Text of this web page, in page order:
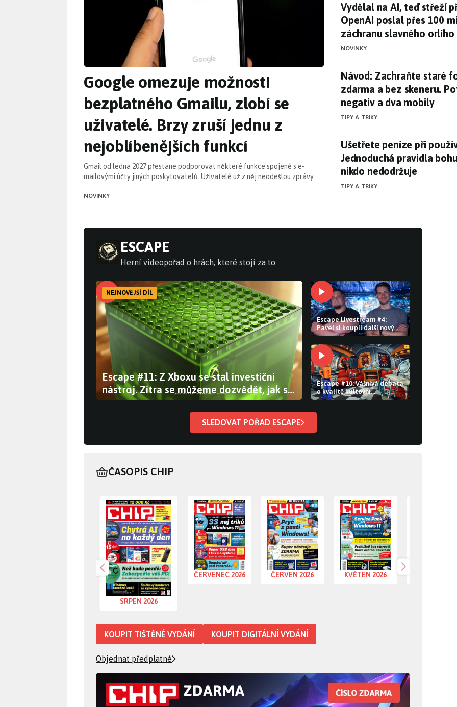
Google omezuje možnosti
bezplatného Gmailu, zlobí se
uživatelé. Brzy zruší jednu z
nejoblíbenějších funkcí
Gmail od ledna 2027 přestane podporovat některé funkce spojené s e-
mailovými účty jiných poskytovatelů. Uživatelé už z něj neodešlou zprávy.
NOVINKY
Vydělal na AI, teď střeží
Vydělal na AI, teď střeží
OpenAI poslal přes 100
záchranu slavného orlího
NOVINKY
Návod: Zachraňte staré
Návod: Zachraňte staré
zdarma a bez skeneru.
negativ a dva mobily
TIPY A TRIKY
Ušetřete peníze při
Ušetřete peníze při
Jednoduchá pravidla
nikdo nedodržuje
TIPY A TRIKY
ESCAPE
Herní videopořad o hrách, které stojí za to
NEJNOVĚJŠÍ DÍL
Escape #11: Z Xboxu se stal investiční
nástroj. Zítra se můžeme dozvědět, jak se
prodává GTA 6
Escape Livestream #4:
Pavel si koupil další nový
hardware a PlayStation i
Xbox stále řeší problémy s
hrami
Escape #10: Vášnivá debata
o kvalitě kultovní
adventury. Bethesda je pod
SLEDOVAT POŘAD ESCAPE
ČASOPIS CHIP
časopis Srpen 2026
SRPEN 2026
časopis Červenec 2026
ČERVENEC 2026
časopis Červen 2026
ČERVEN 2026
časopis Květen 2026
KVĚTEN 2026
KOUPIT TIŠTĚNÉ VYDÁNÍ KOUPIT DIGITÁLNÍ VYDÁNÍ
Objednat předplatné